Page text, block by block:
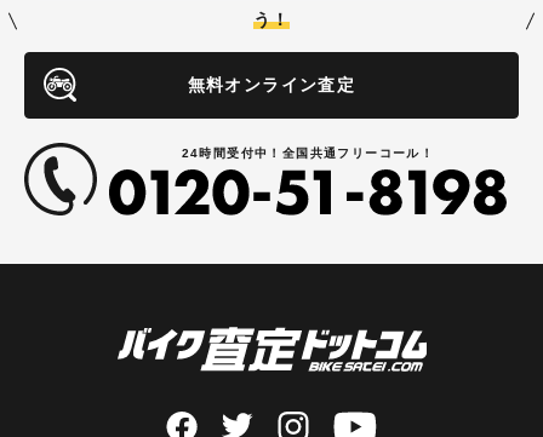
う！
無料オンライン査定
24時間受付中！全国共通フリーコール！